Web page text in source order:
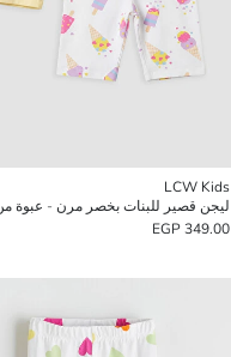
LCW Kids
349.00 EGP